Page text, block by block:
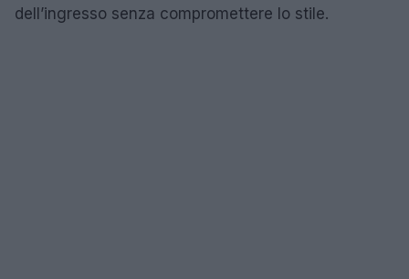
dell’ingresso senza compromettere lo stile.